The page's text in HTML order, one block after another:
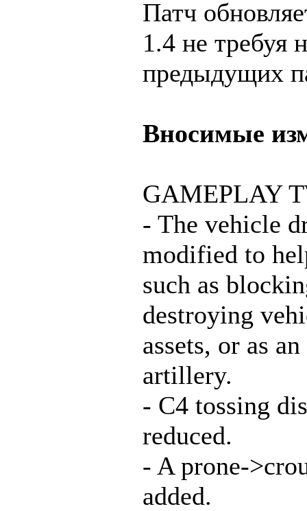
Патч
1.4 не требуя
предыдущих
Вносимые
GAMEPLAY
- The vehicle
modified to
such as
destroying
assets, or as
artillery.
- C4 tossing
reduced.
- A prone-
added.